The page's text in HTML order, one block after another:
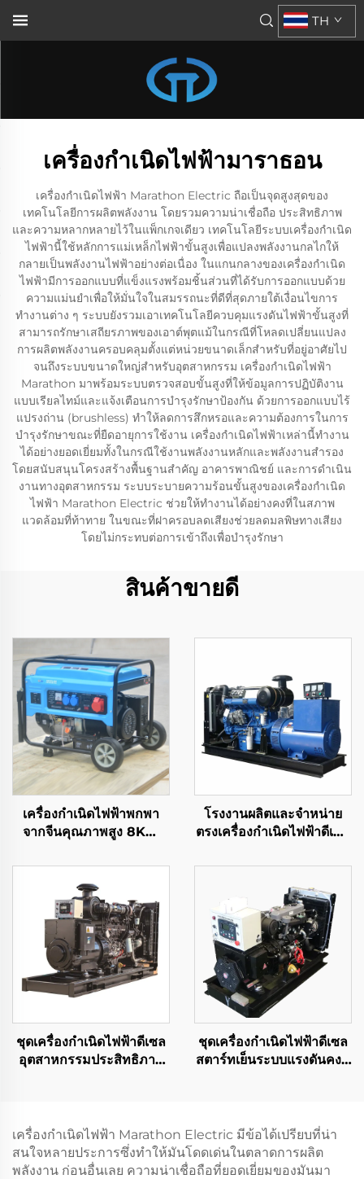
TH
เครื่องกำเนิดไฟฟ้ามาราธอน
เครื่องกำเนิดไฟฟ้า Marathon Electric ถือเป็นจุดสูงสุดของ
เทคโนโลยีการผลิตพลังงาน โดยรวมความน่าเชื่อถือ ประสิทธิภาพ
และความหลากหลายไว้ในแพ็กเกจเดียว เทคโนโลยีระบบเครื่องกำเนิด
ไฟฟ้านี้ใช้หลักการแม่เหล็กไฟฟ้าขั้นสูงเพื่อแปลงพลังงานกลไกให้
กลายเป็นพลังงานไฟฟ้าอย่างต่อเนื่อง ในแกนกลางของเครื่องกำเนิด
ไฟฟ้ามีการออกแบบที่แข็งแรงพร้อมชิ้นส่วนที่ได้รับการออกแบบด้วย
ความแม่นยำเพื่อให้มั่นใจในสมรรถนะที่ดีที่สุดภายใต้เงื่อนไขการ
ทำงานต่าง ๆ ระบบยังรวมเอาเทคโนโลยีควบคุมแรงดันไฟฟ้าขั้นสูงที่
สามารถรักษาเสถียรภาพของเอาต์พุตแม้ในกรณีที่โหลดเปลี่ยนแปลง
การผลิตพลังงานครอบคลุมตั้งแต่หน่วยขนาดเล็กสำหรับที่อยู่อาศัยไป
จนถึงระบบขนาดใหญ่สำหรับอุตสาหกรรม เครื่องกำเนิดไฟฟ้า
Marathon มาพร้อมระบบตรวจสอบขั้นสูงที่ให้ข้อมูลการปฏิบัติงาน
แบบเรียลไทม์และแจ้งเตือนการบำรุงรักษาป้องกัน ด้วยการออกแบบไร้
แปรงถ่าน (brushless) ทำให้ลดการสึกหรอและความต้องการในการ
บำรุงรักษาขณะที่ยืดอายุการใช้งาน เครื่องกำเนิดไฟฟ้าเหล่านี้ทำงาน
ได้อย่างยอดเยี่ยมทั้งในกรณีใช้งานพลังงานหลักและพลังงานสำรอง
โดยสนับสนุนโครงสร้างพื้นฐานสำคัญ อาคารพาณิชย์ และการดำเนิน
งานทางอุตสาหกรรม ระบบระบายความร้อนขั้นสูงของเครื่องกำเนิด
ไฟฟ้า Marathon Electric ช่วยให้ทำงานได้อย่างคงที่ในสภาพ
แวดล้อมที่ท้าทาย ในขณะที่ฝาครอบลดเสียงช่วยลดมลพิษทางเสียง
โดยไม่กระทบต่อการเข้าถึงเพื่อบำรุงรักษา
สินค้าขายดี
เครื่องกำเนิดไฟฟ้าพกพา
จากจีนคุณภาพสูง 8KW
เอาท์พุตไฟฟ้าเฟสเดียว
ภายในโครงสร้างเครื่องยนต์
สำหรับขาย
โรงงานผลิตและจำหน่าย
ตรงเครื่องกำเนิดไฟฟ้าดีเซล
ชุดเครื่องกำเนิดไฟฟ้าดีเซล
อุตสาหกรรมประสิทธิภาพ
ชุดเครื่องกำเนิดไฟฟ้าดีเซล
สตาร์ทเย็นระบบแรงดันคงที่
เครื่องกำเนิดไฟฟ้า Marathon Electric มีข้อได้เปรียบที่น่า
สนใจหลายประการซึ่งทำให้มันโดดเด่นในตลาดการผลิต
พลังงาน ก่อนอื่นเลย ความน่าเชื่อถือที่ยอดเยี่ยมของมันมา